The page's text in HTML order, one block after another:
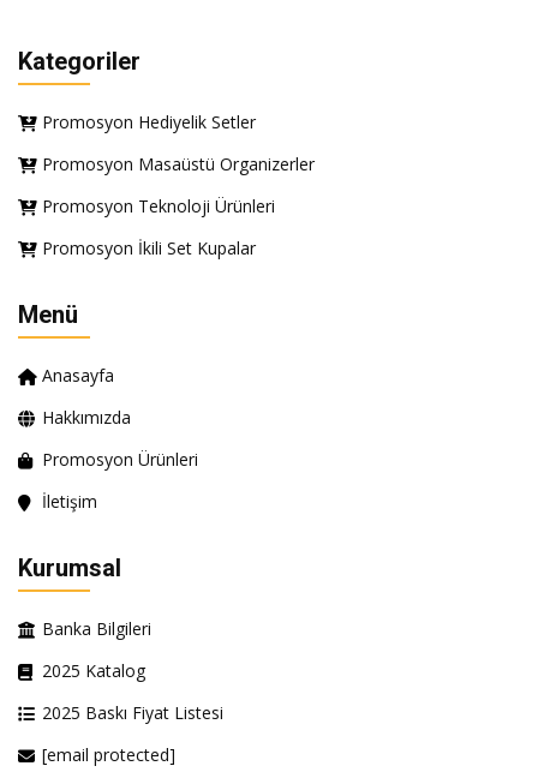
Kategoriler
Promosyon Hediyelik Setler
Promosyon Masaüstü Organizerler
Promosyon Teknoloji Ürünleri
Promosyon İkili Set Kupalar
Menü
Anasayfa
Hakkımızda
Promosyon Ürünleri
İletişim
Kurumsal
Banka Bilgileri
2025 Katalog
2025 Baskı Fiyat Listesi
[email protected]